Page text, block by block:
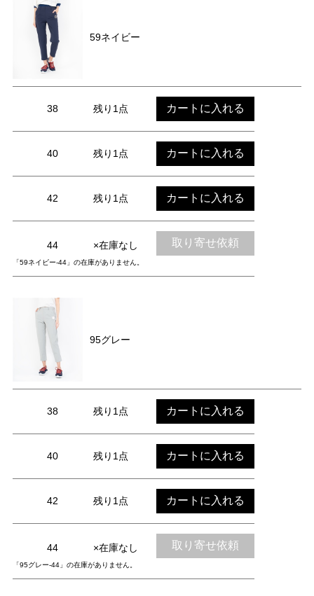
59ネイビー
38 残り1点 カートに入れる
40 残り1点 カートに入れる
42 残り1点 カートに入れる
44 ×在庫なし 取り寄せ依頼
「59ネイビー-44」の在庫がありません。
95グレー
38 残り1点 カートに入れる
40 残り1点 カートに入れる
42 残り1点 カートに入れる
44 ×在庫なし 取り寄せ依頼
「95グレー-44」の在庫がありません。